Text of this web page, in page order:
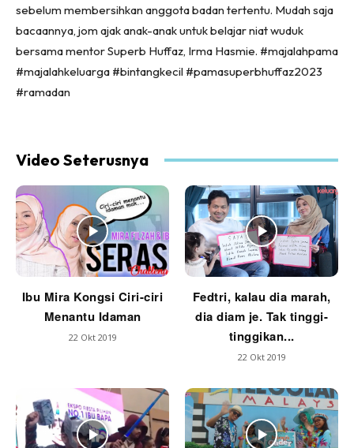
sebelum membersihkan anggota badan tertentu. Mudah saja
bacaannya, jom ajak anak-anak untuk belajar niat wuduk
bersama mentor Superb Huffaz, Irma Hasmie. #majalahpama
#majalahkeluarga #bintangkecil #pamasuperbhuffaz2023
#ramadan
Video Seterusnya
Ibu Mira Kongsi Ciri-ciri
Menantu Idaman
22 Okt 2019
Fedtri, kalau dia marah,
dia diam je. Tak tinggi-
tinggikan...
22 Okt 2019